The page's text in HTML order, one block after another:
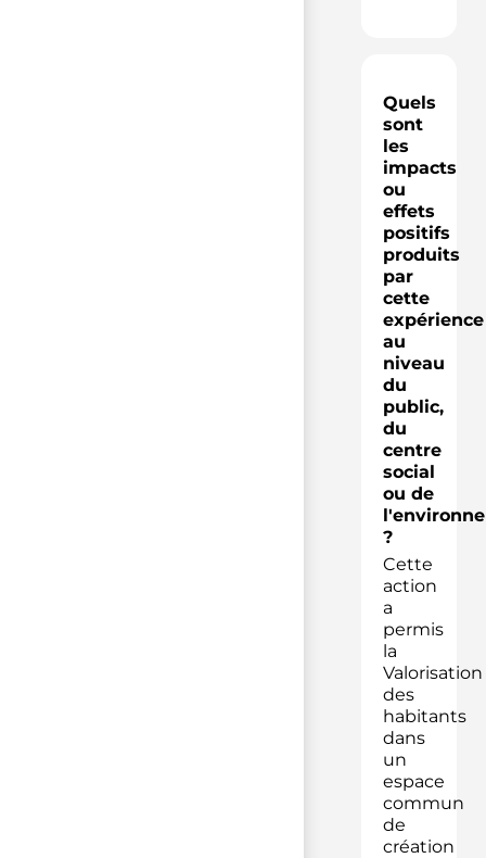
Quels
sont
les
impacts
ou
effets
positifs
produits
par
cette
expérience
au
niveau
du
public,
du
centre
social
ou de
?
Cette
action
a
permis
la
Valorisation
des
habitants
dans
un
espace
commun
de
création